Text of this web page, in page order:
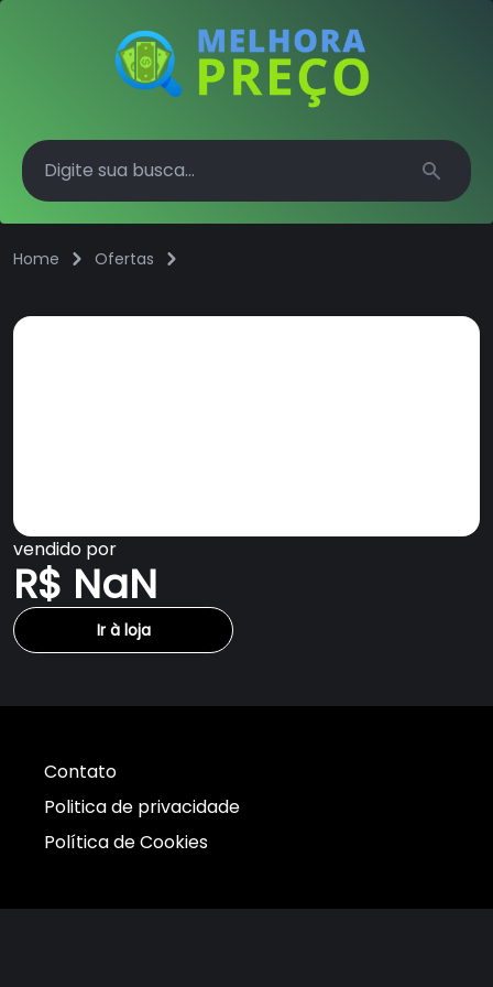
Search
Home Ofertas
vendido por
R$ NaN
Ir à loja
Contato
Politica de privacidade
Política de Cookies